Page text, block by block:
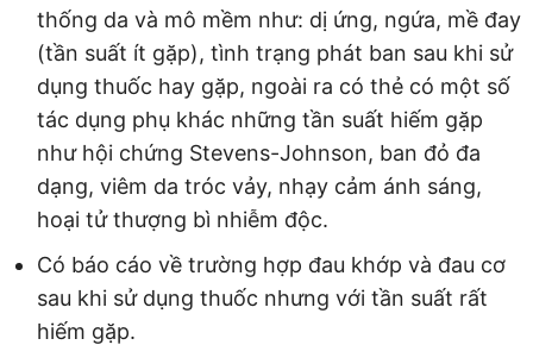
thống da và mô mềm như: dị ứng, ngứa, mề đay
(tần suất ít gặp), tình trạng phát ban sau khi sử
dụng thuốc hay gặp, ngoài ra có thẻ có một số
tác dụng phụ khác những tần suất hiếm gặp
như hội chứng Stevens-Johnson, ban đỏ đa
dạng, viêm da tróc vảy, nhạy cảm ánh sáng,
hoại tử thượng bì nhiễm độc.
Có báo cáo về trường hợp đau khớp và đau cơ
sau khi sử dụng thuốc nhưng với tần suất rất
hiếm gặp.